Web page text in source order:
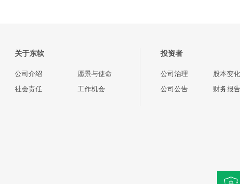
关于东软
公司介绍
愿景与使命
社会责任
工作机会
投资者
公司治理
股本变化
公司公告
财务报告